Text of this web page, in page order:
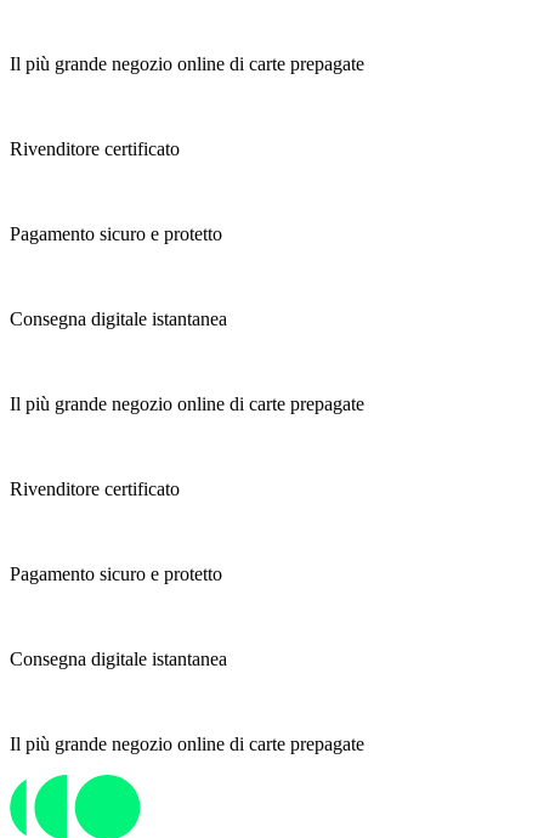
Il più grande negozio online di carte prepagate
Rivenditore certificato
Pagamento sicuro e protetto
Consegna digitale istantanea
Il più grande negozio online di carte prepagate
Rivenditore certificato
Pagamento sicuro e protetto
Consegna digitale istantanea
Il più grande negozio online di carte prepagate